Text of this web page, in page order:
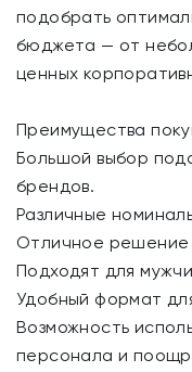
подобрать
бюджета — от
ценных
Преимущества
Большой выбор
брендов.
Различные
Отличное решение
Подходят для
Удобный формат
Возможность
персонала и